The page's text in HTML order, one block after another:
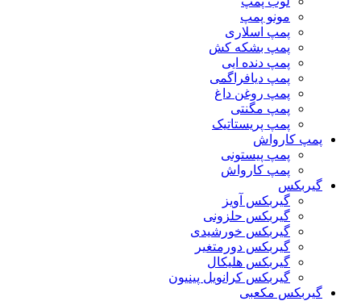
مونو پمپ
پمپ اسلاری
پمپ بشکه کش
پمپ دنده ایی
پمپ دیافراگمی
پمپ روغن داغ
پمپ مگنتی
پمپ پریستاتیک
پمپ کارواش
پمپ پیستونی
پمپ کارواش
گیربکس
گیربکس آویز
گیربکس حلزونی
گیربکس خورشیدی
گیربکس دورمتغیر
گیربکس هلیکال
گیربکس کرانویل پینیون
گیربکس مکعبی